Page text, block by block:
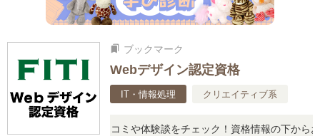
bookmarks ブックマーク
Webデザイン認定資格
IT・情報処理 クリエイティブ系
たら、リアルな口コミや体験談をチェック！資格情報の下からお読